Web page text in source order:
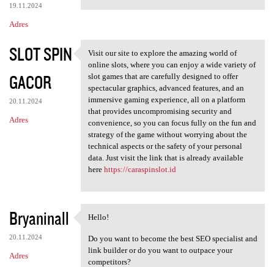
19.11.2024
Adres
SLOT SPIN
GACOR
20.11.2024
Adres
Visit our site to explore the
Visit our site to explore the amazing world of
online slots, where you can enjoy a wide variety of
slot games that are carefully designed to offer
spectacular graphics, advanced features, and an
immersive gaming experience, all on a platform
that provides uncompromising security and
convenience, so you can focus fully on the fun and
strategy of the game without worrying about the
technical aspects or the safety of your personal
data. Just visit the link that is already available
here https://caraspinslot.id
Bryaninall
20.11.2024
Adres
Hello!
Hello!
Do you want to become the best SEO specialist and
link builder or do you want to outpace your
competitors?